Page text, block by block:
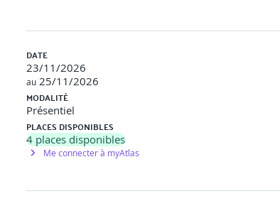
DATE
23/11/2026
au 25/11/2026
MODALITÉ
Présentiel
PLACES DISPONIBLES
4 places disponibles
Me connecter à myAtlas